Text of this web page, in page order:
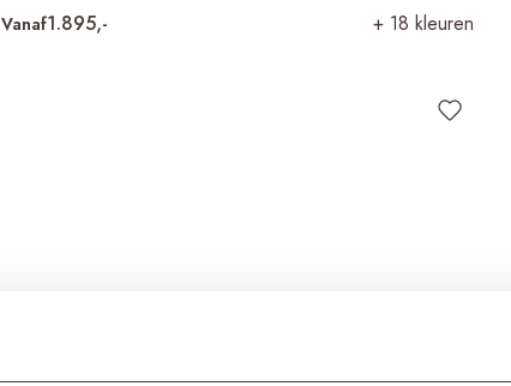
Vanaf1.895,- + 18 kleuren